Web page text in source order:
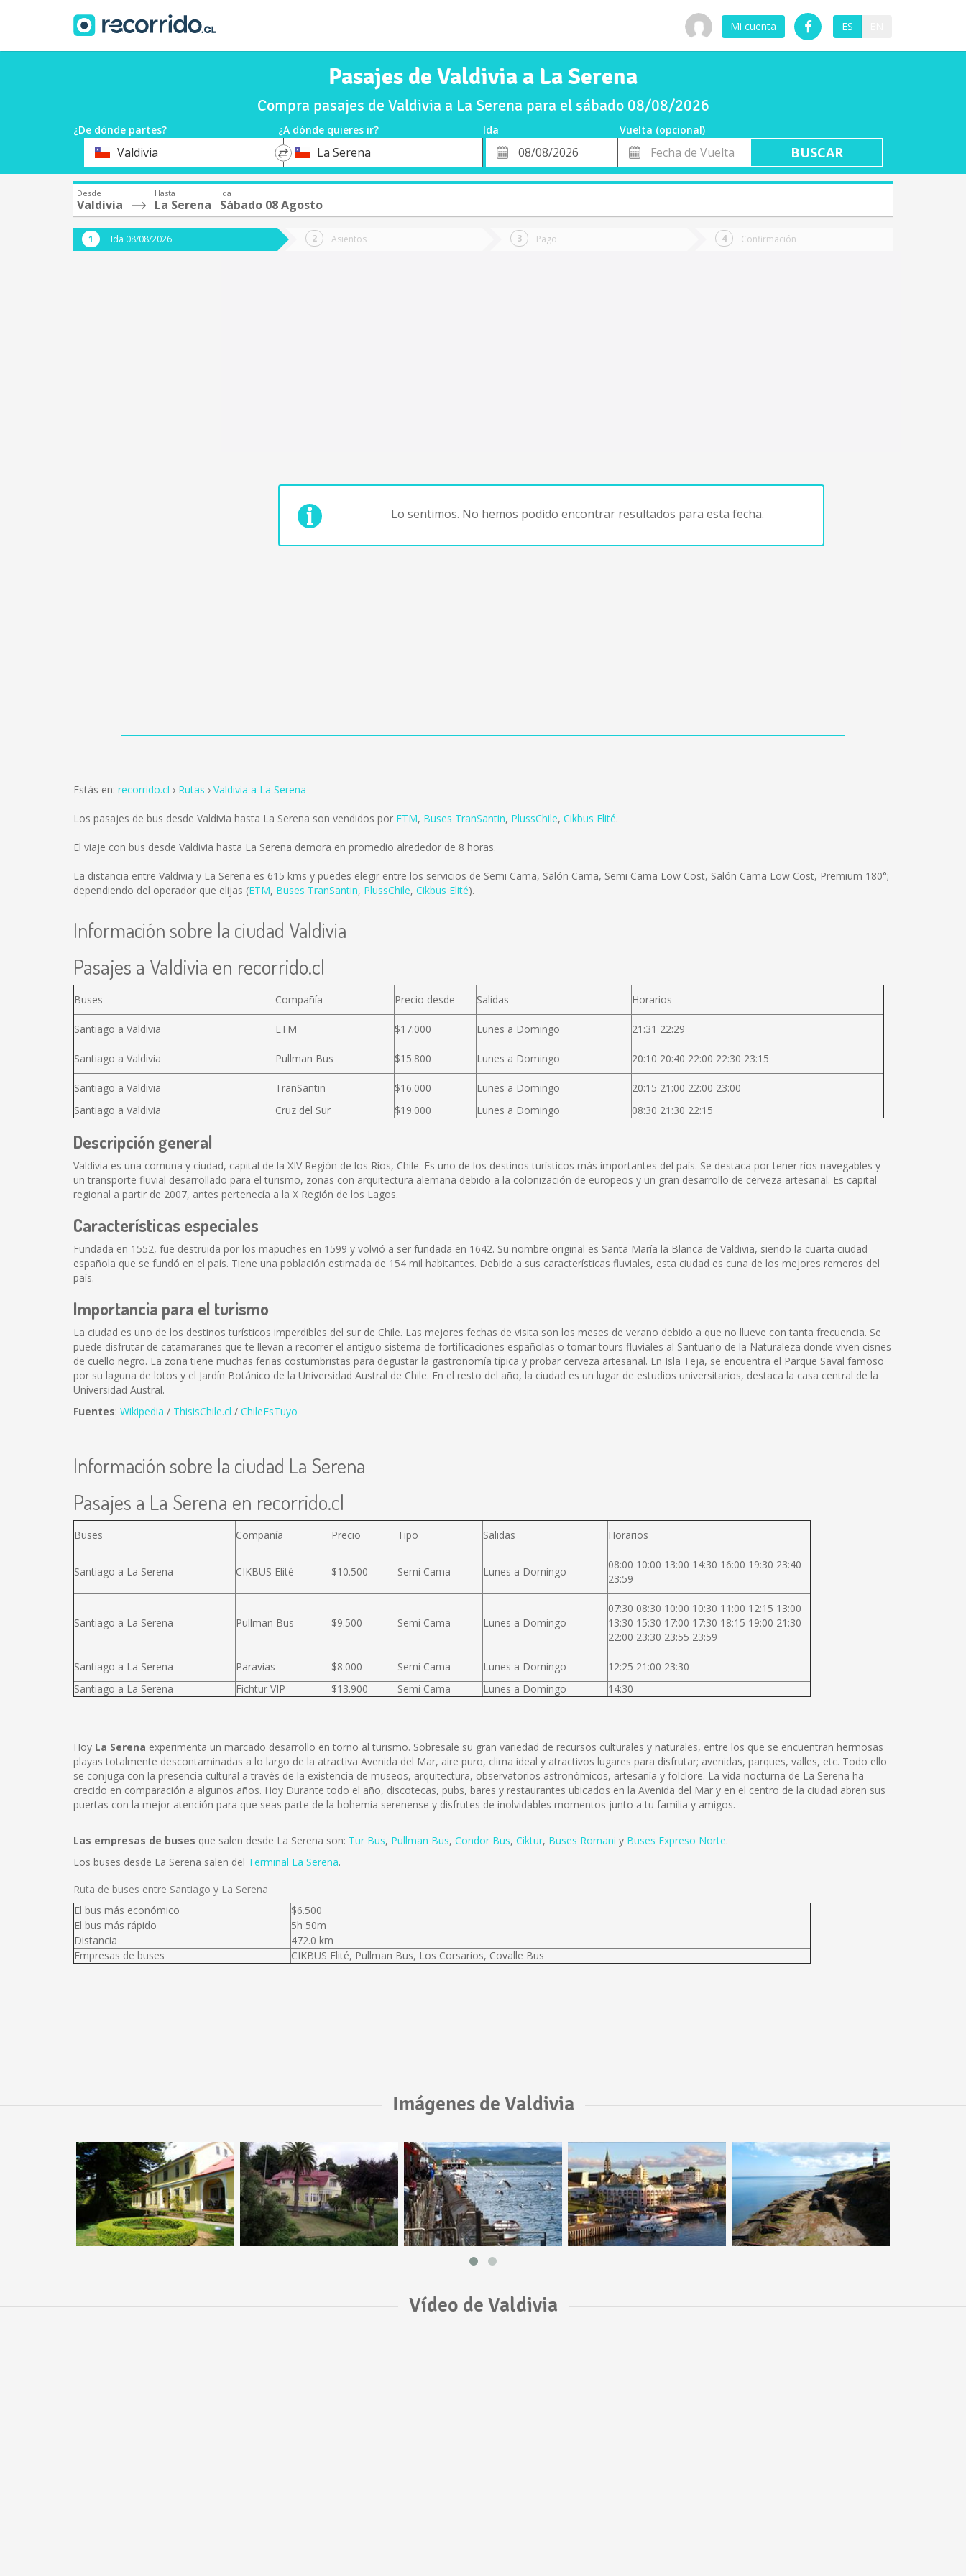
Mi cuenta ES
Pasajes de Valdivia a La Serena
Compra pasajes de Valdivia a La Serena para el sábado 08/08/2026
¿De dónde partes? ¿A dónde quieres ir? Ida
Vuelta (opcional)
Origen Valdivia
*
DestinoLa Serena
Fecha
de
Fecha
de
Vuelta
Desde
Valdivia
Hasta
La Serena
Ida
Sábado 08 Agosto
Ida 08/08/2026 Asientos Pago Confirmación
Lo sentimos. No hemos podido encontrar resultados para esta fecha.
Estás en: recorrido.cl Rutas Valdivia a La Serena
Los pasajes de bus desde Valdivia hasta La Serena son vendidos por ETM, Buses TranSantin, PlussChile, Cikbus Elité.
El viaje con bus desde Valdivia hasta La Serena demora en promedio alrededor de 8 horas.
La distancia entre Valdivia y La Serena es 615 kms y puedes elegir entre los servicios de Semi Cama, Salón Cama, Semi Cama Low Cost, Salón Cama Low Cost, Premium 180°;
dependiendo del operador que elijas (ETM, Buses TranSantin, PlussChile, Cikbus Elité).
Información sobre la ciudad Valdivia
Pasajes a Valdivia en recorrido.cl
Buses Compañía Precio desde Salidas Horarios
Santiago a Valdivia ETM $17:000 Lunes a Domingo 21:31 22:29
Santiago a Valdivia Pullman Bus $15.800 Lunes a Domingo 20:10 20:40 22:00 22:30 23:15
Santiago a Valdivia TranSantin $16.000 Lunes a Domingo
20:15 21:00 22:00 23:00
Santiago a Valdivia
Cruz del Sur $19.000 Lunes a Domingo 08:30 21:30 22:15
Descripción general
Valdivia es una comuna y ciudad, capital de la XIV Región de los Ríos, Chile. Es uno de los destinos turísticos más importantes del país. Se destaca por tener ríos navegables y
un transporte fluvial desarrollado para el turismo, zonas con arquitectura alemana debido a la colonización de europeos y un gran desarrollo de cerveza artesanal. Es capital
regional a partir de 2007, antes pertenecía a la X Región de los Lagos.
Características especiales
Fundada en 1552, fue destruida por los mapuches en 1599 y volvió a ser fundada en 1642. Su nombre original es Santa María la Blanca de Valdivia, siendo la cuarta ciudad
española que se fundó en el país. Tiene una población estimada de 154 mil habitantes. Debido a sus características fluviales, esta ciudad es cuna de los mejores remeros del
país.
Importancia para el turismo
La ciudad es uno de los destinos turísticos imperdibles del sur de Chile. Las mejores fechas de visita son los meses de verano debido a que no llueve con tanta frecuencia. Se
puede disfrutar de catamaranes que te llevan a recorrer el antiguo sistema de fortificaciones españolas o tomar tours fluviales al Santuario de la Naturaleza donde viven cisnes
de cuello negro. La zona tiene muchas ferias costumbristas para degustar la gastronomía típica y probar cerveza artesanal. En Isla Teja, se encuentra el Parque Saval famoso
por su laguna de lotos y el Jardín Botánico de la Universidad Austral de Chile. En el resto del año, la ciudad es un lugar de estudios universitarios, destaca la casa central de la
Universidad Austral.
Fuentes: Wikipedia / ThisisChile.cl / ChileEsTuyo
Información sobre la ciudad La Serena
Pasajes a La Serena en recorrido.cl
Buses Compañía Precio Tipo Salidas Horarios
Santiago a La Serena CIKBUS Elité $10.500 Semi Cama Lunes a Domingo
08:00 10:00 13:00 14:30 16:00 19:30 23:40
23:59
Santiago a La Serena Pullman Bus $9.500 Semi Cama Lunes a Domingo
07:30 08:30 10:00 10:30 11:00 12:15 13:00
13:30 15:30 17:00 17:30 18:15 19:00 21:30
22:00 23:30 23:55 23:59
Santiago a La Serena Paravias $8.000 Semi Cama Lunes a Domingo
12:25 21:00 23:30
Santiago a La Serena
Fichtur VIP $13.900 Semi Cama Lunes a Domingo 14:30
Hoy La Serena experimenta un marcado desarrollo en torno al turismo. Sobresale su gran variedad de recursos culturales y naturales, entre los que se encuentran hermosas
playas totalmente descontaminadas a lo largo de la atractiva Avenida del Mar, aire puro, clima ideal y atractivos lugares para disfrutar; avenidas, parques, valles, etc. Todo ello
se conjuga con la presencia cultural a través de la existencia de museos, arquitectura, observatorios astronómicos, artesanía y folclore. La vida nocturna de La Serena ha
crecido en comparación a algunos años. Hoy Durante todo el año, discotecas, pubs, bares y restaurantes ubicados en la Avenida del Mar y en el centro de la ciudad abren sus
puertas con la mejor atención para que seas parte de la bohemia serenense y disfrutes de inolvidables momentos junto a tu familia y amigos.
Las empresas de buses que salen desde La Serena son: Tur Bus, Pullman Bus, Condor Bus, Ciktur, Buses Romani y Buses Expreso Norte.
Los buses desde La Serena salen del Terminal La Serena.
Ruta de buses entre Santiago y La Serena
El bus más económico
$6.500
El bus más rápido
5h 50m
Distancia
472.0 km
Empresas de buses
CIKBUS Elité, Pullman Bus, Los Corsarios, Covalle Bus
Imágenes de Valdivia
Vídeo de Valdivia